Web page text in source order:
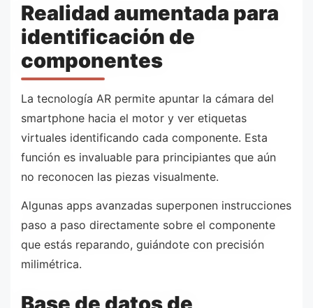
Realidad aumentada para
identificación de
componentes
La tecnología AR permite apuntar la cámara del
smartphone hacia el motor y ver etiquetas
virtuales identificando cada componente. Esta
función es invaluable para principiantes que aún
no reconocen las piezas visualmente.
Algunas apps avanzadas superponen instrucciones
paso a paso directamente sobre el componente
que estás reparando, guiándote con precisión
milimétrica.